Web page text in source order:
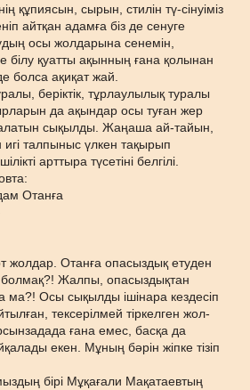
құпиясын, сырын, стилін тү-сінуіміз
айтқан адамға біз де сенуге
осы жолдарына сенемін,
білу қуатты ақынның ғана қолынан
болса ақиқат жай.
беріктік, тұрлаулылық туралы
да ақындар осы туған жер
алатын сықылды. Жаңаша ай-тайын,
талпыныс үлкен тақырып
арттыра түсетіні белгілі.
Отанға
жолдар. Отанға опасыздық етуден
болмақ?! Жалпы, опасыздықтан
ма?! Осы сықылды ішінара кездесіп
тексерілмей тіркелген жол-
ғана емес, басқа да
екен. Мұның бәрін жіпке тізіп
бірі Мұқағали Мақатаевтың